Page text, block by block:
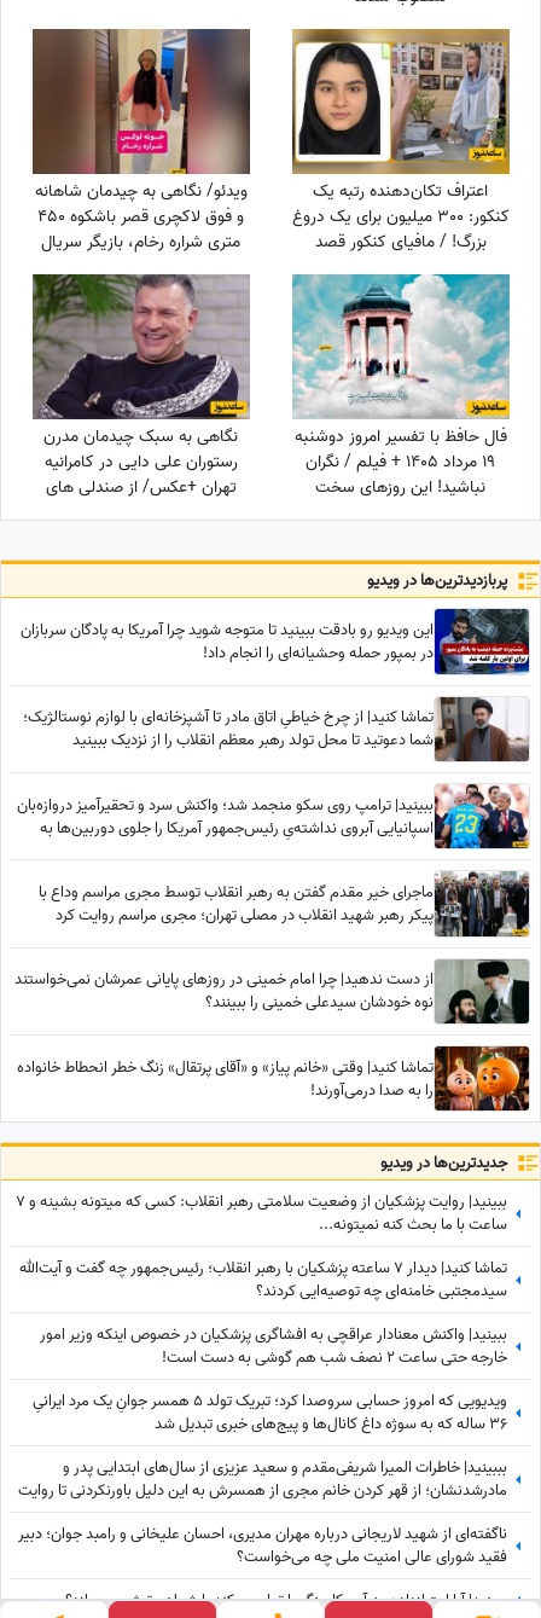
اعتراف تکان‌دهنده رتبه یک
کنکور: 300 میلیون برای یک دروغ
بزرگ! / مافیای کنکور قصد
داشت...
ویدئو/ نگاهی به چیدمان شاهانه
و فوق لاکچری قصر باشکوه 450
متری شراره رخام، بازیگر سریال
ناریا در زعفرانیه تهران/ از مبلمان
مدرن و شیک تا تابلوهای هنری
+ فنگ شویی
فال حافظ با تفسیر امروز دوشنبه
19 مرداد 1405 + فیلم / نگران
نباشید! این روزهای سخت
موندنی نیستند و به زودی درهای
و لبخند بر لبانت می‌نشیند
نگاهی به سبک چیدمان مدرن
رستوران علی دایی در کامرانیه
تهران +عکس/ از صندلی های
بنفش و گیاهان تا سقف شیشه
پربازدید‌ترین‌ها در ویدیو
این ویدیو رو بادقت ببینید تا متوجه شوید چرا آمریکا به پادگان سربازان
در بمپور حمله وحشیانه‌ای را انجام داد!
تماشا کنید| از چرخ خیاطیِ اتاق مادر تا آشپزخانه‌ای با لوازم نوستالژیک؛
شما دعوتید تا محل تولد رهبر معظم انقلاب را از نزدیک ببینید
ببینید| ترامپ روی سکو منجمد شد؛ واکنش سرد و تحقیرآمیز دروازه‌بان
اسپانیایی آبروی نداشته‌یِ رئیس‌جمهور آمریکا را جلوی دوربین‌ها به
ماجرای خیر مقدم گفتن به رهبر انقلاب توسط مجری مراسم وداع با
پیکر رهبر شهید انقلاب در مصلی تهران؛ مجری مراسم روایت کرد
از دست ندهید| چرا امام خمینی در روزهای پایانی عمرشان نمی‌خواستند
نوه خودشان سیدعلی خمینی را ببینند؟
تماشا کنید| وقتی «خانم پیاز» و «آقای پرتقال» زنگ خطر انحطاط خانواده
را به صدا درمی‌آورند!
جدید‌ترین‌ها در ویدیو
ببینید| روایت پزشکیان از وضعیت سلامتی رهبر انقلاب: کسی که میتونه بشینه و 7
ساعت با ما بحث کنه نمیتونه...
تماشا کنید| دیدار 7 ساعته پزشکیان با رهبر انقلاب؛ رئیس‌جمهور چه گفت و آیت‌الله
سیدمجتبی خامنه‌ای چه توصیه‌ایی کردند؟
ببینید| واکنش معنادار عراقچی به افشاگری پزشکیان در خصوص اینکه وزیر امور
خارجه حتی ساعت 2 نصف شب هم گوشی به دست است!
ویدیویی که امروز حسابی سروصدا کرد؛ تبریک تولد 5 همسر جوانِ یک مرد ایرانیِ
36 ساله که به سوژه داغ کانال‌ها و پیج‌های خبری تبدیل شد
بببینید| خاطرات المیرا شریفی‌مقدم و سعید عزیزی از سال‌های ابتدایی پدر و
مادرشدنشان؛ از قهر کردن خانم مجری از همسرش به این دلیل باورنکردنی تا روایت
آقای دکتر از همسرش پس از هر بار بچه‌دارشدن
ناگفته‌ای از شهید لاریجانی درباره مهران مدیری، احسان علیخانی و رامبد جوان؛ دبیر
فقید شورای عالی امنیت ملی چه می‌خواست؟
ببینید| آیا امتیازدادن به آمریکا جنگ را تمام می‌کند یا شعله‌ورترش می‌سازد؟